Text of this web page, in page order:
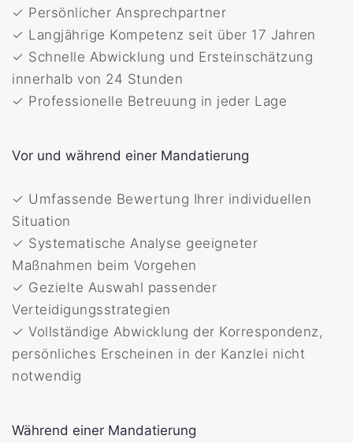
✓ Persönlicher Ansprechpartner
✓ Langjährige Kompetenz seit über 17 Jahren
✓ Schnelle Abwicklung und Ersteinschätzung
innerhalb von 24 Stunden
✓ Professionelle Betreuung in jeder Lage
Vor und während einer Mandatierung
✓ Umfassende Bewertung Ihrer individuellen
Situation
✓ Systematische Analyse geeigneter
Maßnahmen beim Vorgehen
✓ Gezielte Auswahl passender
Verteidigungsstrategien
✓ Vollständige Abwicklung der Korrespondenz,
persönliches Erscheinen in der Kanzlei nicht
notwendig
Während einer Mandatierung